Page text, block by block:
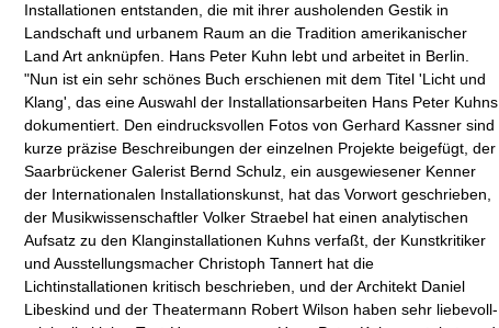
Installationen entstanden, die mit ihrer ausholenden Gestik in
Landschaft und urbanem Raum an die Tradition amerikanischer
Land Art anknüpfen. Hans Peter Kuhn lebt und arbeitet in Berlin.
"Nun ist ein sehr schönes Buch erschienen mit dem Titel 'Licht und
Klang', das eine Auswahl der Installationsarbeiten Hans Peter Kuhns
dokumentiert. Den eindrucksvollen Fotos von Gerhard Kassner sind
kurze präzise Beschreibungen der einzelnen Projekte beigefügt, der
Saarbrückener Galerist Bernd Schulz, ein ausgewiesener Kenner
der Internationalen Installationskunst, hat das Vorwort geschrieben,
der Musikwissenschaftler Volker Straebel hat einen analytischen
Aufsatz zu den Klanginstallationen Kuhns verfaßt, der Kunstkritiker
und Ausstellungsmacher Christoph Tannert hat die
Lichtinstallationen kritisch beschrieben, und der Architekt Daniel
Libeskind und der Theatermann Robert Wilson haben sehr liebevoll-